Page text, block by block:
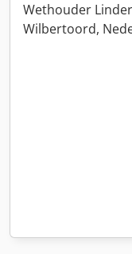
Wethouder
Wilbertoord,